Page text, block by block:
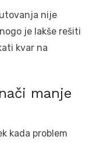
nije
je lakše rešiti
kvar na
manje
kada problem